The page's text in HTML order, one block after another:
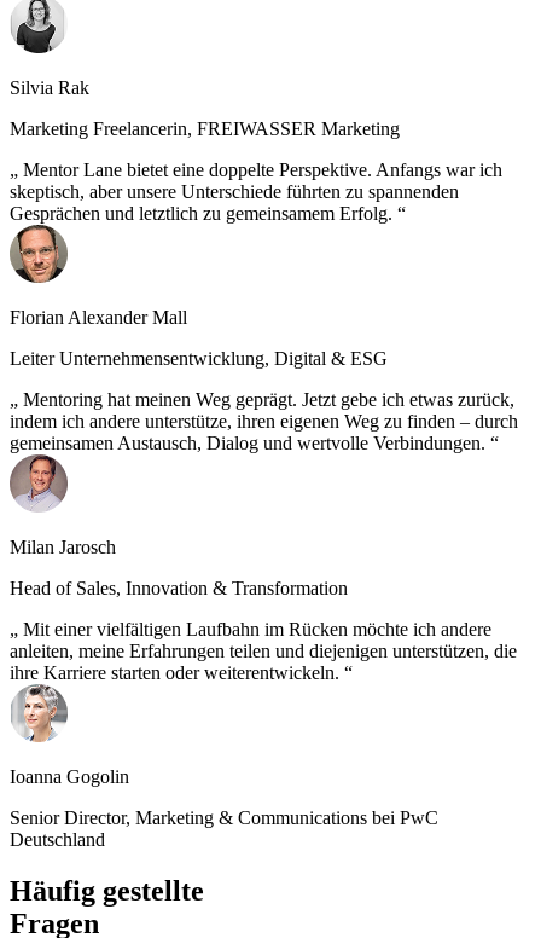
Silvia Rak
Marketing Freelancerin, FREIWASSER Marketing
Mentor Lane bietet eine doppelte Perspektive. Anfangs war ich
skeptisch, aber unsere Unterschiede führten zu spannenden
Gesprächen und letztlich zu gemeinsamem Erfolg.
Florian Alexander Mall
Leiter Unternehmensentwicklung, Digital & ESG
Mentoring hat meinen Weg geprägt. Jetzt gebe ich etwas zurück,
indem ich andere unterstütze, ihren eigenen Weg zu finden – durch
gemeinsamen Austausch, Dialog und wertvolle Verbindungen.
Milan Jarosch
Head of Sales, Innovation & Transformation
Mit einer vielfältigen Laufbahn im Rücken möchte ich andere
anleiten, meine Erfahrungen teilen und diejenigen unterstützen, die
ihre Karriere starten oder weiterentwickeln.
Ioanna Gogolin
Senior Director, Marketing & Communications bei PwC
Deutschland
Häufig gestellte
Fragen